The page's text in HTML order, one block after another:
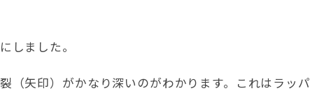
しました。
（矢印）がかなり深いのがわかります。これはラッパ